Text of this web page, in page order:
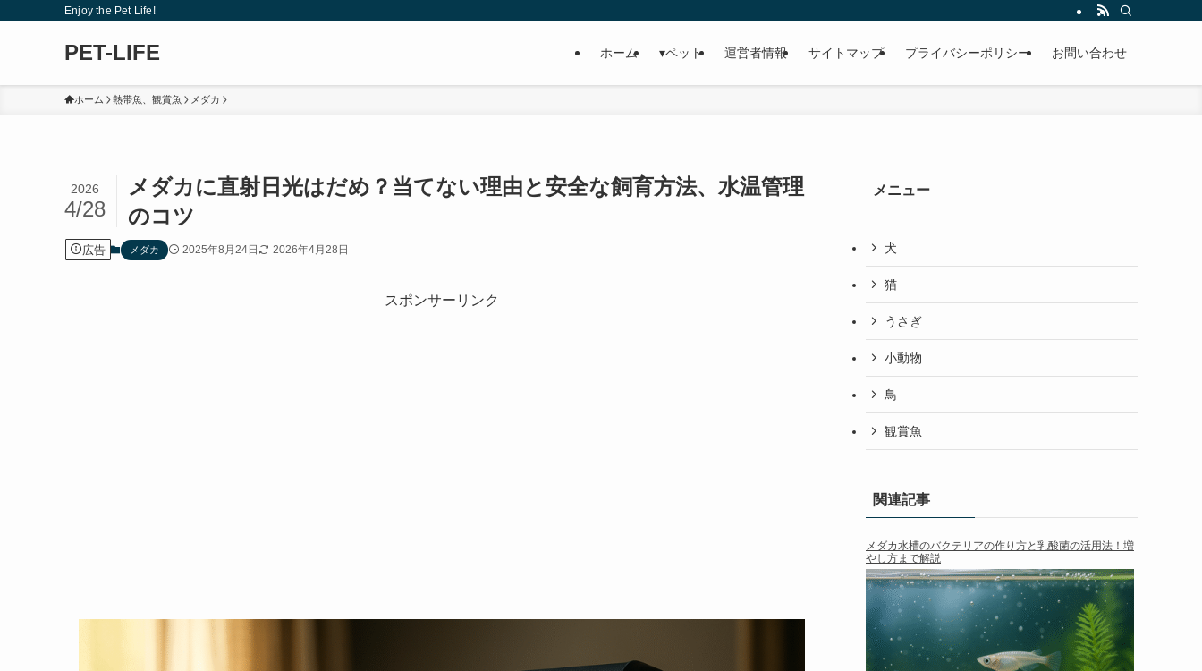
Enjoy the Pet Life!
PET-LIFE ホーム ▾ペット 運営者情報 サイトマップ プライバシーポリシー お問い合わせ
ホーム 熱帯魚、観賞魚 メダカ
メダカに直射日光はだめ？当てない理由と安全な飼育方法、水温管理
のコツ
2026
4/28
広告 メダカ 2025年8月24日 2026年4月28日
スポンサーリンク
メニュー
犬
猫
うさぎ
小動物
鳥
観賞魚
関連記事
メダカ水槽のバクテリアの作り方と乳酸菌の活用法！増
やし方まで解説